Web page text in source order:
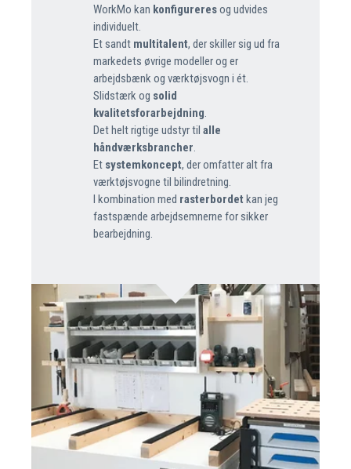
WorkMo kan konfigureresog udvides
individuelt.
Et sandt multitalent, der skiller sig ud fra
markedets øvrige modeller og er
arbejdsbænk og værktøjsvogn i ét.
Slidstærk og solid
kvalitetsforarbejdning.
Det helt rigtige udstyr til alle
håndværksbrancher.
Et systemkoncept, der omfatter alt fra
værktøjsvogne til bilindretning.
I kombination med rasterbordet kan jeg
fastspænde arbejdsemnerne for sikker
bearbejdning.